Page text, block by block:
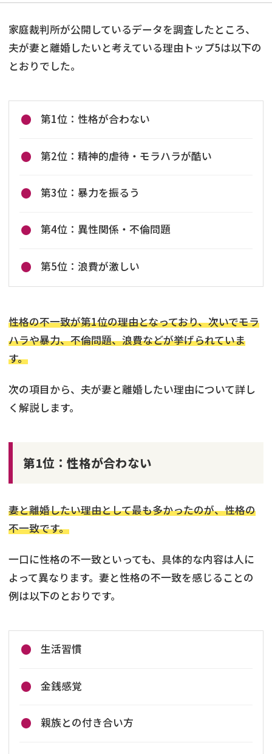
家庭裁判所が公開しているデータを調査したところ、
夫が妻と離婚したいと考えている理由トップ5は以下の
とおりでした。
第1位：性格が合わない
第2位：精神的虐待・モラハラが酷い
第3位：暴力を振るう
第4位：異性関係・不倫問題
第5位：浪費が激しい
性格の不一致が第1位の理由となっており、次いでモラ
ハラや暴力、不倫問題、浪費などが挙げられていま
す。
次の項目から、夫が妻と離婚したい理由について詳し
く解説します。
第1位：性格が合わない
妻と離婚したい理由として最も多かったのが、性格の
不一致です。
一口に性格の不一致といっても、具体的な内容は人に
よって異なります。妻と性格の不一致を感じることの
例は以下のとおりです。
生活習慣
金銭感覚
親族との付き合い方